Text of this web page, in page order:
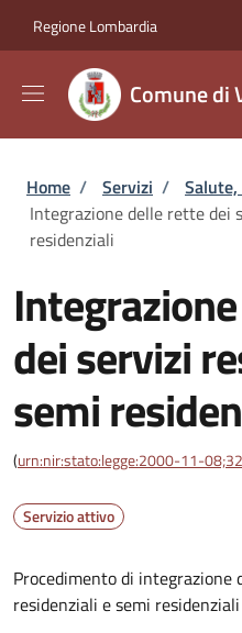
Regione Lombardia
Comune di
Briciole di
Home / Servizi /
Integrazione delle rette dei
residenziali
dei servizi
semi
(urn:nir:stato:legge:2000-11-
Servizio attivo
Procedimento di integrazione
residenziali e semi residenziali